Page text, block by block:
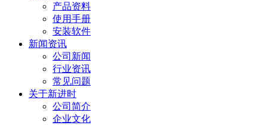
产品资料
使用手册
安装软件
新闻资讯
公司新闻
行业资讯
常见问题
关于新进时
公司简介
企业文化